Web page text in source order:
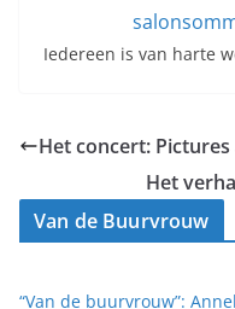
Iedereen is van harte
Het concert:
Het
Van de Buurvrouw
“Van de buurvrouw”: